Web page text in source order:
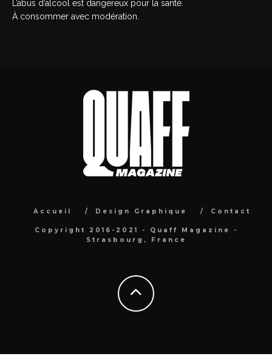
L’abus d’alcool est dangereux pour la santé.
À consommer avec modération.
Accueil Design Graphique Contact
Copyright 2016-2021 - Quaff Magazine -
Strasbourg, France